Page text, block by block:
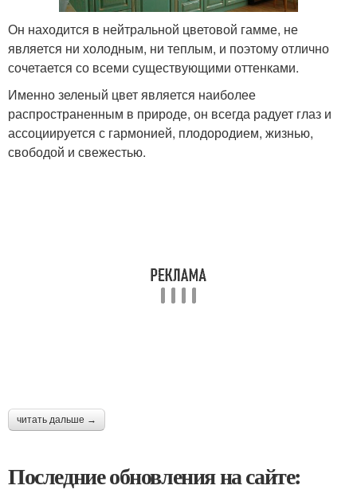
Он находится в нейтральной цветовой гамме, не
является ни холодным, ни теплым, и поэтому отлично
сочетается со всеми существующими оттенками.
Именно зеленый цвет является наиболее
распространенным в природе, он всегда радует глаз и
ассоциируется с гармонией, плодородием, жизнью,
свободой и свежестью.
читать дальше →
Последние обновления на сайте: